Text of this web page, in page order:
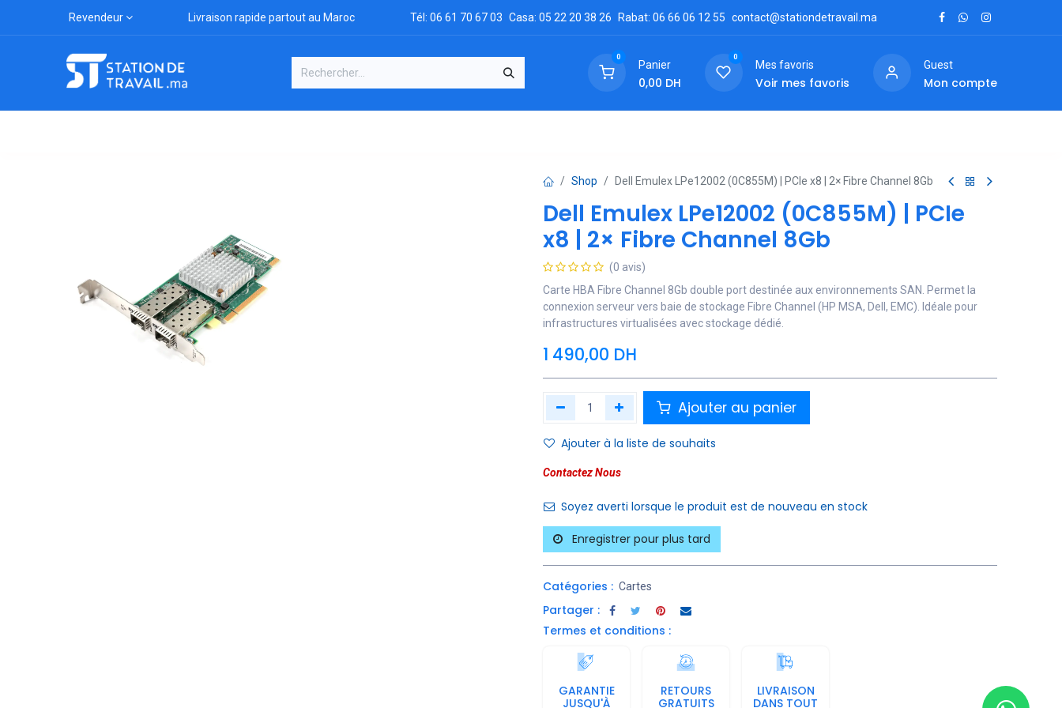
Revendeur Livraison rapide partout au Maroc Tél: 06 61 70 67 03 Casa: 05 22 20 38 26 Rabat: 06 66 06 12 55 contact@stationdetravail.ma
0
Panier
0,00 DH
0
Mes favoris
Voir mes favoris
Guest
Mon compte
Shop Dell Emulex LPe12002 (0C855M) | PCIe x8 | 2× Fibre Channel 8Gb
Dell Emulex LPe12002 (0C855M) | PCIe
x8 | 2× Fibre Channel 8Gb
(0 avis)
Carte HBA Fibre Channel 8Gb double port destinée aux environnements SAN. Permet la
connexion serveur vers baie de stockage Fibre Channel (HP MSA, Dell, EMC). Idéale pour
infrastructures virtualisées avec stockage dédié.
1 490,00 DH
Ajouter au panier
Ajouter à la liste de souhaits
Contactez Nous
Soyez averti lorsque le produit est de nouveau en stock
Enregistrer pour plus tard
Catégories : Cartes
Partager :
Termes et conditions :
GARANTIE
JUSQU'À
RETOURS
GRATUITS
LIVRAISON
DANS TOUT